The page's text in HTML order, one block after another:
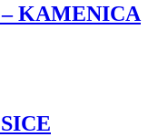
– KAMENICA